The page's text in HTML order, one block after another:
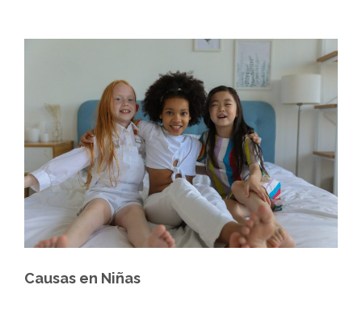
Causas en Niñas